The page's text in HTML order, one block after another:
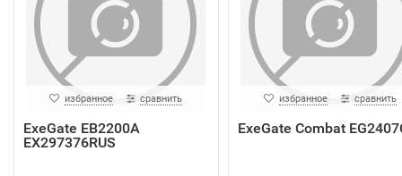
избранное сравнить
ExeGate EB2200A
EX297376RUS
избранное сравнить
ExeGate Combat